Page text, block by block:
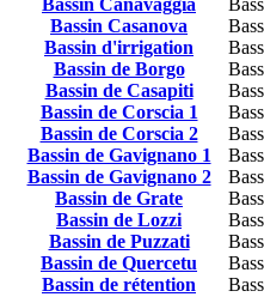
Bassin Canavaggia
Bassin Casanova
Bassin d'irrigation
Bassin de Borgo
Bassin de Casapiti
Bassin de Corscia 1
Bassin de Corscia 2
Bassin de Gavignano 1
Bassin de Gavignano 2
Bassin de Grate
Bassin de Lozzi
Bassin de Puzzati
Bassin de Quercetu
Bassin de rétention